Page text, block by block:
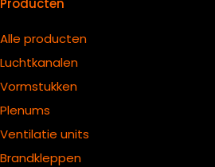
Producten
Alle producten
Luchtkanalen
Vormstukken
Plenums
Ventilatie units
Brandkleppen